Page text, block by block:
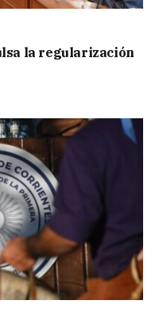
la regularización